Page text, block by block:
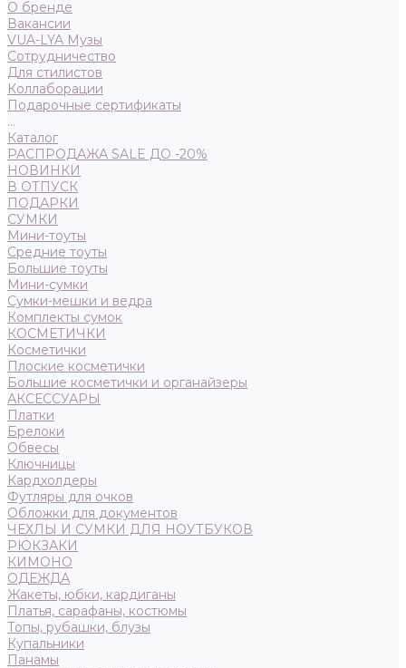
О бренде
Вакансии
VUA-LYA Музы
Сотрудничество
Для стилистов
Коллаборации
Подарочные сертификаты
...
Каталог
РАСПРОДАЖА SALE ДО -20%
НОВИНКИ
В ОТПУСК
ПОДАРКИ
СУМКИ
Мини-тоуты
Средние тоуты
Большие тоуты
Мини-сумки
Сумки-мешки и ведра
Комплекты сумок
КОСМЕТИЧКИ
Косметички
Плоские косметички
Большие косметички и органайзеры
АКСЕССУАРЫ
Платки
Брелоки
Обвесы
Ключницы
Кардхолдеры
Футляры для очков
Обложки для документов
ЧЕХЛЫ И СУМКИ ДЛЯ НОУТБУКОВ
РЮКЗАКИ
КИМОНО
ОДЕЖДА
Жакеты, юбки, кардиганы
Платья, сарафаны, костюмы
Топы, рубашки, блузы
Купальники
Панамы